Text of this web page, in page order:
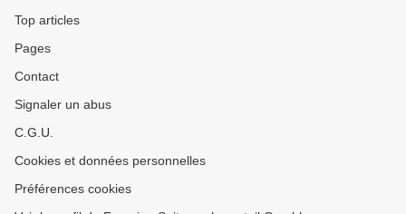
Top articles
Pages
Contact
Signaler un abus
C.G.U.
Cookies et données personnelles
Préférences cookies